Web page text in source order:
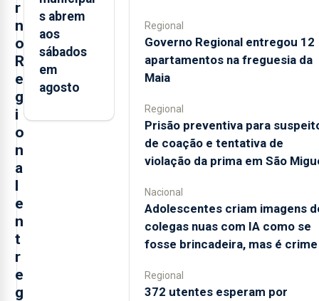
r
n
o
R
e
g
i
o
n
a
l
e
n
t
r
e
g
s abrem
aos
sábados
em
agosto
Regional
Governo Regional entregou 12
apartamentos na freguesia da
Maia
Regional
Prisão preventiva para
de coação e tentativa de
violação da prima em São
Nacional
Adolescentes criam imagens
colegas nuas com IA como se
fosse brincadeira, mas é crime
Regional
372 utentes esperam por